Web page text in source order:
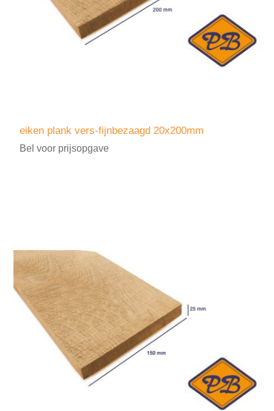
eiken plank vers-fijnbezaagd 20x200mm
Bel voor prijsopgave